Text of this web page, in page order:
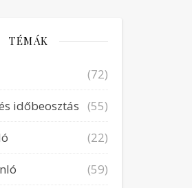
TÉMÁK
(72)
időbeosztás (55)
(22)
(59)